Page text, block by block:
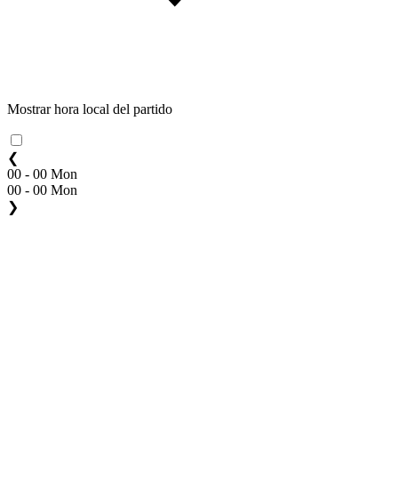
Mostrar hora local del partido
❮
00 - 00 Mon
00 - 00 Mon
❯